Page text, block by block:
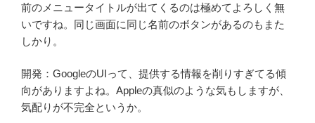
前のメニュータイトルが出てくるのは極めてよろしく無
いですね。同じ画面に同じ名前のボタンがあるのもまた
しかり。
開発：GoogleのUIって、提供する情報を削りすぎてる傾
向がありますよね。Appleの真似のような気もしますが、
気配りが不完全というか。